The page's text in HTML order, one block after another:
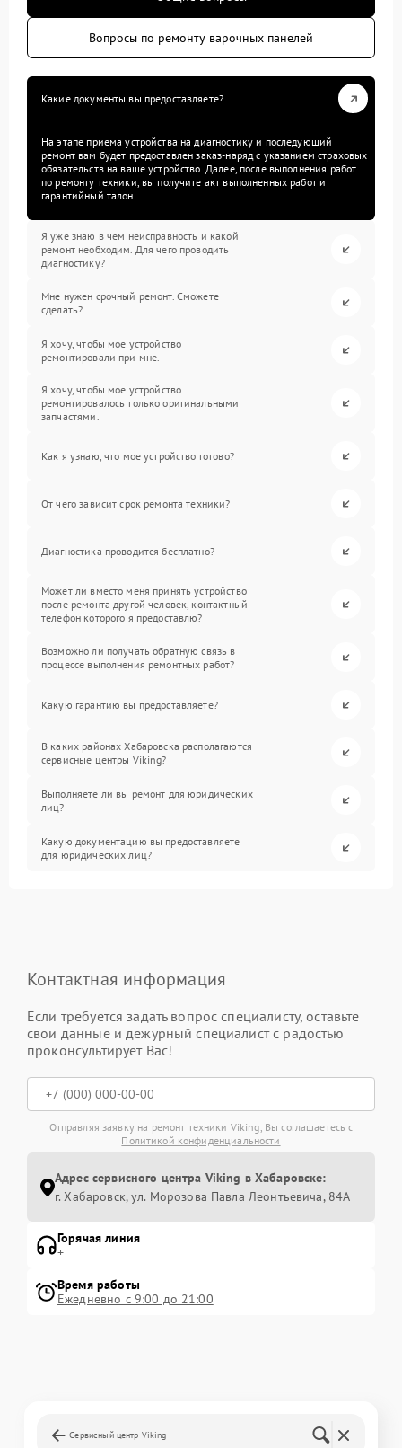
Вопросы по ремонту варочных панелей
Какие документы вы предоставляете?
На этапе приема устройства на диагностику и последующий
ремонт вам будет предоставлен заказ-наряд с указанием страховых
обязательств на ваше устройство. Далее, после выполнения работ
по ремонту техники, вы получите акт выполненных работ и
гарантийный талон.
Я уже знаю в чем неисправность и какой
ремонт необходим. Для чего проводить
диагностику?
Мне нужен срочный ремонт. Сможете
сделать?
Я хочу, чтобы мое устройство
ремонтировали при мне.
Я хочу, чтобы мое устройство
ремонтировалось только оригинальными
запчастями.
Как я узнаю, что мое устройство готово?
От чего зависит срок ремонта техники?
Диагностика проводится бесплатно?
Может ли вместо меня принять устройство
после ремонта другой человек, контактный
телефон которого я предоставлю?
Возможно ли получать обратную связь в
процессе выполнения ремонтных работ?
Какую гарантию вы предоставляете?
В каких районах Хабаровска располагаются
сервисные центры Viking?
Выполняете ли вы ремонт для юридических
лиц?
Какую документацию вы предоставляете
для юридических лиц?
Контактная информация
Если требуется задать вопрос специалисту, оставьте
свои данные и дежурный специалист с радостью
проконсультирует Вас!
Отправляя заявку на ремонт техники Viking, Вы соглашаетесь с
Политикой конфиденциальности
Адрес сервисного центра Viking в Хабаровске:
г. Хабаровск, ул. Морозова Павла Леонтьевича, 84А
Горячая линия
+
Время работы
Ежедневно с 9:00 до 21:00
Сервисный центр Viking